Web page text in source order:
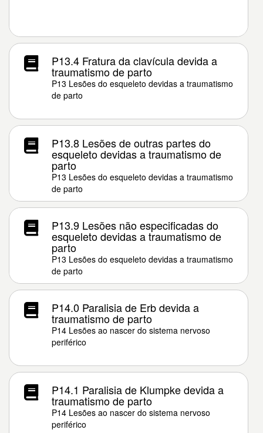
P13.4 Fratura da clavícula devida a
traumatismo de parto
P13 Lesões do esqueleto devidas a traumatismo
de parto
P13.8 Lesões de outras partes do
esqueleto devidas a traumatismo de
parto
P13 Lesões do esqueleto devidas a traumatismo
de parto
P13.9 Lesões não especificadas do
esqueleto devidas a traumatismo de
parto
P13 Lesões do esqueleto devidas a traumatismo
de parto
P14.0 Paralisia de Erb devida a
traumatismo de parto
P14 Lesões ao nascer do sistema nervoso
periférico
P14.1 Paralisia de Klumpke devida a
traumatismo de parto
P14 Lesões ao nascer do sistema nervoso
periférico